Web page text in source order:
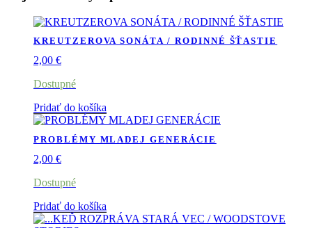
KREUTZEROVA SONÁTA / RODINNÉ ŠŤASTIE
2,00 €
Dostupné
Pridať do košíka
PROBLÉMY MLADEJ GENERÁCIE
2,00 €
Dostupné
Pridať do košíka